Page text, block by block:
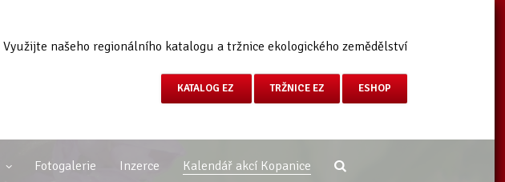
Využijte našeho regionálního katalogu a tržnice ekologického zemědělství
KATALOG EZ TRŽNICE EZ ESHOP
Fotogalerie Inzerce Kalendář akcí Kopanice